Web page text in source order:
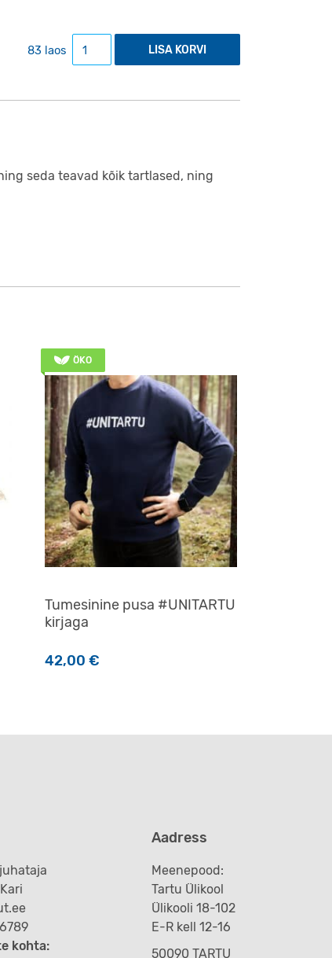
83 laos
Köögikäterätik "Professorite allee ja ülikooli
LISA KORVI
seda teavad kõik tartlased, ning
ÖKO
Tumesinine pusa #UNITARTU
kirjaga
42,00 €
kohta:
Aadress
Meenepood:
Tartu Ülikool
Ülikooli 18-102
E-R kell 12-16
50090 TARTU